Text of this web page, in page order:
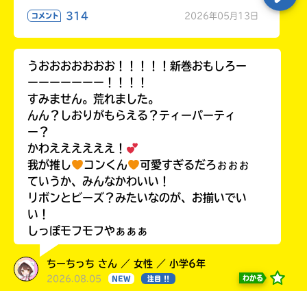
コメント 314 2026年05月13日
うおおおおおおお！！！！！新巻おもしろー
ーーーーーーー！！！！
すみません。荒れました。
んん？しおりがもらえる？ティーパーティ
ー？
かわええええええ！
我が推し
コンくん
可愛すぎるだろぉぉぉ
ていうか、みんなかわいい！
リボンとビーズ？みたいなのが、お揃いでい
い！
しっぽモフモフやぁぁぁ
ちーちっち さん ／ 女性 ／ 小学6年
2026.08.05 NEW 注目 !! わかる